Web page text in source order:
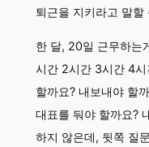
퇴근을 지키라고 말할
한 달, 20일 근무하는
시간 2시간 3시간 4
할까요? 내보내야 할
대표를 둬야 할까요?
하지 않은데, 뒷쪽 질